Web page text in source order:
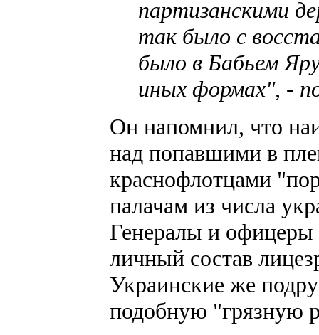
партизанскими
так было с
было в Бабьем
иных формах", -
Он напомнил, что
над попавшими в
краснофлотцами
палачам из числа
Генералы и офицеры
личный состав
Украинские же
подобную "грязную